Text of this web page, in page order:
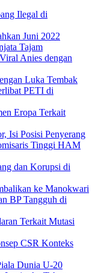
Ilegal di
Juni 2022
Tajam
Anies dengan
Luka Tembak
PETI di
Eropa Terkait
Isi Posisi Penyerang
Tinggi HAM
dan Korupsi di
ke Manokwari
BP Tangguh di
Terkait Mutasi
CSR Konteks
Dunia U-20